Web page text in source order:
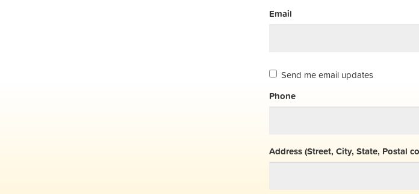
Email
Send me email updates
Phone
Address (Street, City, State, Postal